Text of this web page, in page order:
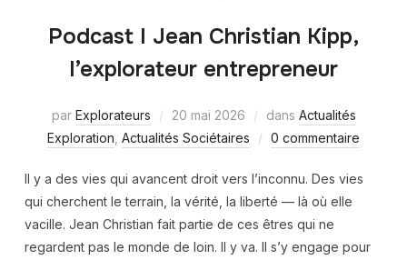
Podcast I Jean Christian Kipp,
l’explorateur entrepreneur
par Explorateurs 20 mai 2026 dans Actualités
Exploration Actualités Sociétaires 0 commentaire
Il y a des vies qui avancent droit vers l’inconnu. Des vies
qui cherchent le terrain, la vérité, la liberté — là où elle
vacille. Jean Christian fait partie de ces êtres qui ne
regardent pas le monde de loin. Il y va. Il s’y engage pour